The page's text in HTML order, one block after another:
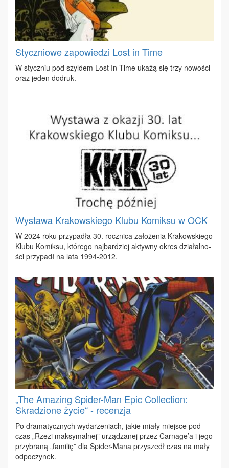
Styczniowe zapowiedzi Lost in Time
W stycz­niu pod szyl­dem Lost In Ti­me uka­żą się trzy no­wo­ści
oraz je­den do­druk.
Wystawa Krakowskiego Klubu Komiksu w OCK
W 2024 ro­ku przy­pa­dła 30. rocz­ni­ca za­ło­że­nia Kra­kow­skie­go
Klu­bu Ko­mik­su, któ­re­go naj­bar­dziej ak­tyw­ny okres dzia­łal­no­
ści przy­padł na la­ta 1994-2012.
„The Amazing Spider-Man Epic Collection:
Skradzione życie“ - recenzja
Po dra­ma­tycz­nych wy­da­rze­niach, ja­kie mia­ły miej­sce pod­
czas „Rze­zi mak­sy­mal­nej” urzą­dza­nej przez Car­na­ge’a i je­go
przy­bra­ną „fa­mi­lię” dla Spi­der-Ma­na przy­szedł czas na ma­ły
od­po­czy­nek.